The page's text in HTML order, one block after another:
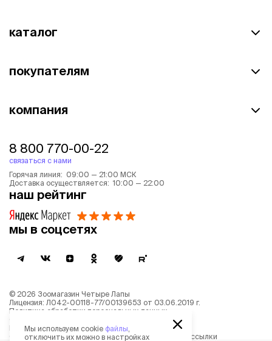
каталог
покупателям
компания
8 800 770-00-22
связаться с нами
Горячая линия: 09:00 — 21:00 МСК
Доставка осуществляется: 10:00 — 22:00
наш рейтинг
мы в соцсетях
© 2026 Зоомагазин Четыре Лапы
Лицензия: Л042-00118-77/00139653 от 03.06.2019 г.
Политика обработки персональных данных
Согласие на обработку персональных данных
Пользовательское соглашение
Согласие на получение новостной и рекламной рассылки
Мы используем cookie файлы
отключить их можно в настройках